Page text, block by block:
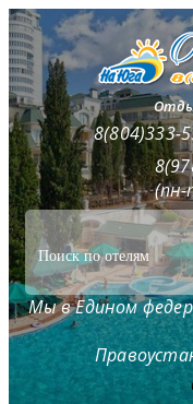
8(804)333-
(пн-
Мы в Едином